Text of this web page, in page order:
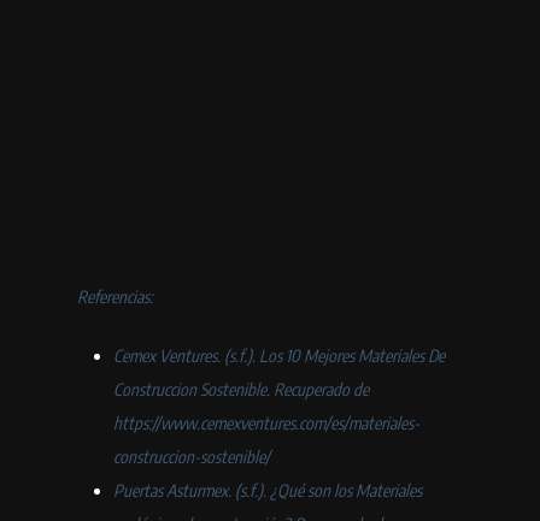
Referencias:
Cemex Ventures. (s.f.). Los 10 Mejores Materiales De
Construccion Sostenible. Recuperado de
https://www.cemexventures.com/es/materiales-
construccion-sostenible/
Puertas Asturmex. (s.f.). ¿Qué son los Materiales